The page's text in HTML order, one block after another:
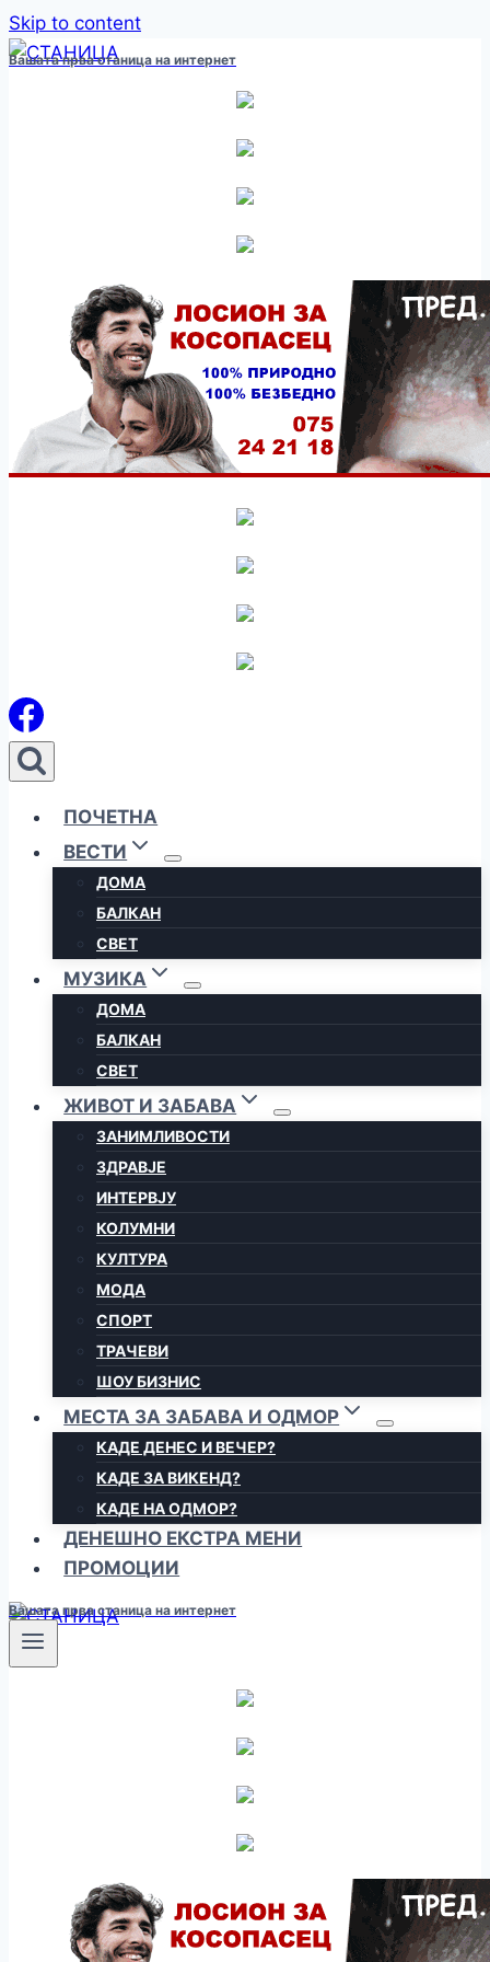
Skip to content
Вашата прва станица на интернет
ПОЧЕТНА
ВЕСТИ
ДОМА
БАЛКАН
СВЕТ
МУЗИКА
ДОМА
БАЛКАН
СВЕТ
ЖИВОТ И ЗАБАВА
ЗАНИМЛИВОСТИ
ЗДРАВЈЕ
ИНТЕРВЈУ
КОЛУМНИ
КУЛТУРА
МОДА
СПОРТ
ТРАЧЕВИ
ШОУ БИЗНИС
МЕСТА ЗА ЗАБАВА И ОДМОР
КАДЕ ДЕНЕС И ВЕЧЕР?
КАДЕ ЗА ВИКЕНД?
КАДЕ НА ОДМОР?
ДЕНЕШНО ЕКСТРА МЕНИ
ПРОМОЦИИ
Вашата прва станица на интернет